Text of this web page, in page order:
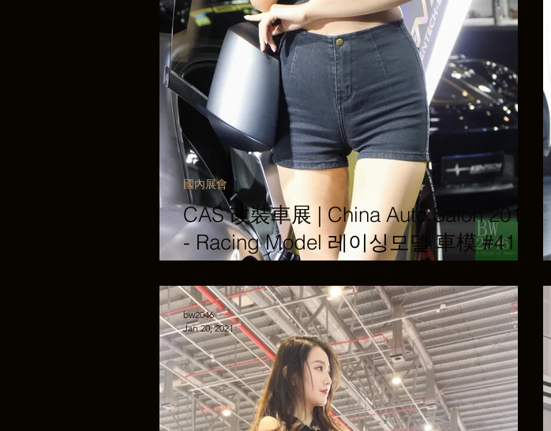
CAS 改裝車展 | China Auto Salon 2019
- Racing Model 레이싱모델 車模 #41 @
國內展會
bw2046
Jan 20, 2021